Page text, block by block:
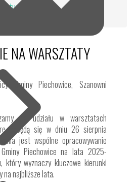
Aktualności
NA WARSZTATY
Gminy Piechowice, Szanowni
do udziału w warsztatach
odbędą się w dniu 26 sierpnia
jest wspólne opracowywanie
Piechowice na lata 2025-
wyznaczy kluczowe kierunki
na najbliższe lata.